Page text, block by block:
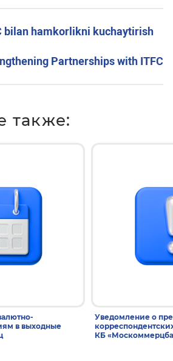
bilan hamkorlikni kuchaytirish
Partnerships with ITFC
также:
в выходные
Уведомление о
КБ